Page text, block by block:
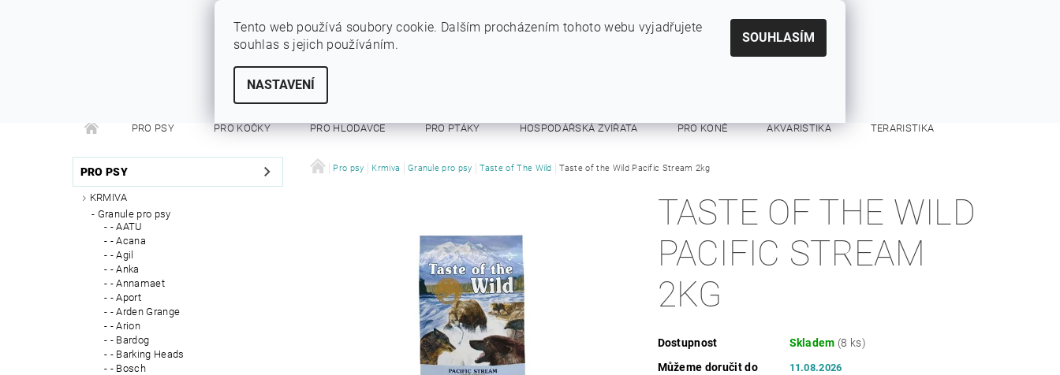
PRO PSY PRO KOČKY PRO HLODAVCE PRO PTÁKY HOSPODÁŘSKÁ ZVÍŘATA PRO KONĚ AKVARISTIKA TERARISTIKA
PRO FRETKY DEZINFEKCE A RESPIRÁTORY OSTATNÍ OBCHODNÍ PODMÍNKY KONTAKTY
PRO PSY
KRMIVA
Granule pro psy
- AATU
- Acana
- Agil
- Anka
- Annamaet
- Aport
- Arden Grange
- Arion
- Bardog
- Barking Heads
- Bosch
Pro psy Krmiva Granule pro psy Taste of The Wild Taste of the Wild Pacific Stream 2kg
TASTE OF THE WILD
PACIFIC STREAM
2KG
Dostupnost Skladem (8 ks)
Můžeme doručit do
11.08.2026
Tento web používá soubory cookie. Dalším procházením tohoto webu vyjadřujete
souhlas s jejich používáním.
NASTAVENÍ
SOUHLASÍM